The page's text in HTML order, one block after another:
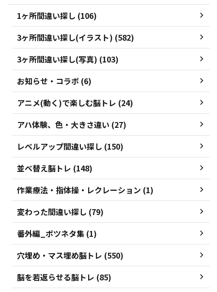
1ヶ所間違い探し (106)
3ヶ所間違い探し(イラスト) (582)
3ヶ所間違い探し(写真) (103)
お知らせ・コラボ (6)
アニメ(動く)で楽しむ脳トレ (24)
アハ体験、色・大きさ違い (27)
レベルアップ間違い探し (150)
並べ替え脳トレ (148)
作業療法・指体操・レクレーション (1)
変わった間違い探し (79)
番外編_ボツネタ集 (1)
穴埋め・マス埋め脳トレ (550)
脳を若返らせる脳トレ (85)